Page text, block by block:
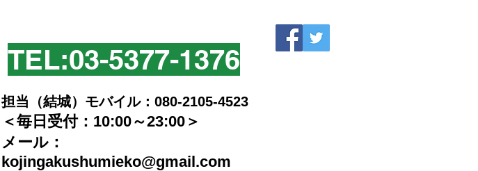
TEL:​03-5377-1376
担当（結城）モバイル：080-2105-4523
＜毎日受付：10:00～23:00＞
​メール：
kojingakushumieko@gmail.com